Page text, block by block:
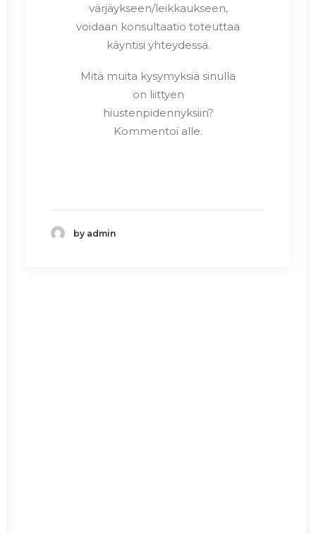
värjäykseen/leikkaukseen,
voidaan konsultaatio toteuttaa
käyntisi yhteydessä.
Mitä muita kysymyksiä sinulla
on liittyen
hiustenpidennyksiin?
Kommentoi alle.
by admin